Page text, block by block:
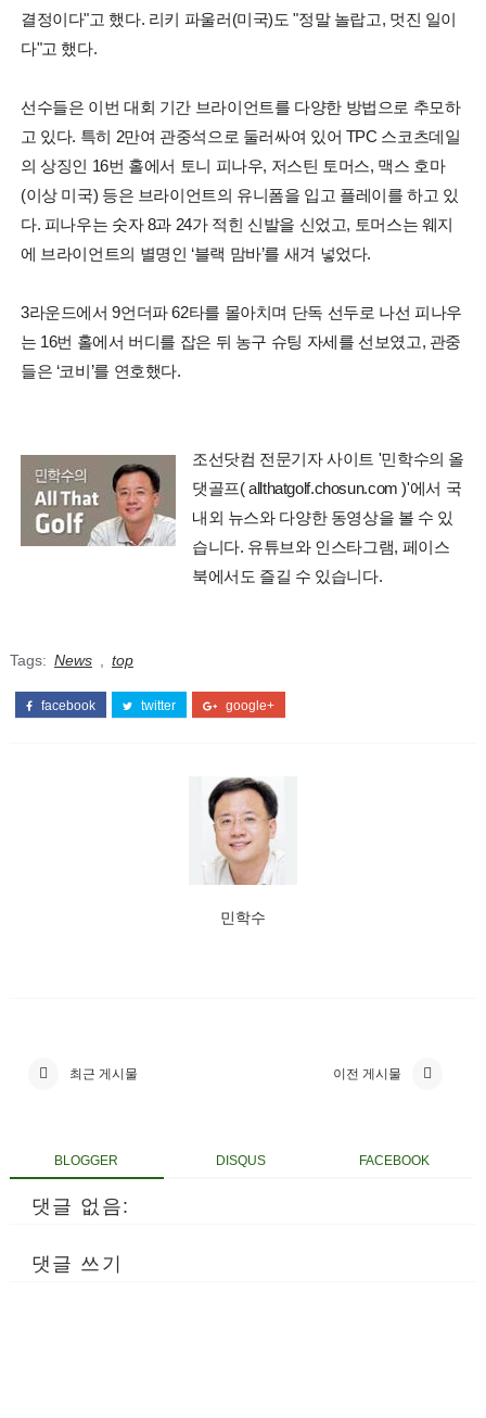
결정이다"고 했다. 리키 파울러(미국)도 "정말 놀랍고, 멋진 일이
다"고 했다.
선수들은 이번 대회 기간 브라이언트를 다양한 방법으로 추모하
고 있다. 특히 2만여 관중석으로 둘러싸여 있어 TPC 스코츠데일
의 상징인 16번 홀에서 토니 피나우, 저스틴 토머스, 맥스 호마
(이상 미국) 등은 브라이언트의 유니폼을 입고 플레이를 하고 있
다. 피나우는 숫자 8과 24가 적힌 신발을 신었고, 토머스는 웨지
에 브라이언트의 별명인 ‘블랙 맘바’를 새겨 넣었다.
3라운드에서 9언더파 62타를 몰아치며 단독 선두로 나선 피나우
는 16번 홀에서 버디를 잡은 뒤 농구 슈팅 자세를 선보였고, 관중
들은 ‘코비’를 연호했다.
조선닷컴 전문기자 사이트 '민학수의 올
댓골프( allthatgolf.chosun.com )'에서 국
내외 뉴스와 다양한 동영상을 볼 수 있
습니다. 유튜브와 인스타그램, 페이스
북에서도 즐길 수 있습니다.
Tags: News top
facebook twitter google+
민학수
최근 게시물 이전 게시물
BLOGGER DISQUS FACEBOOK
댓글 없음:
댓글 쓰기